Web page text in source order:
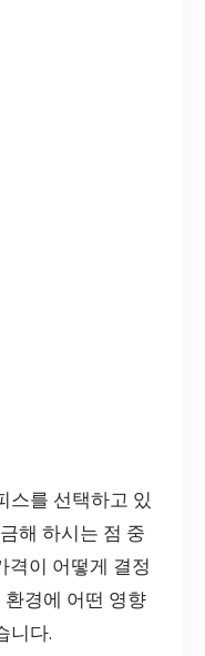
스를 선택하고 있
해 하시는 점 중
격이 어떻게 결정
경에 어떤 영향
니다.